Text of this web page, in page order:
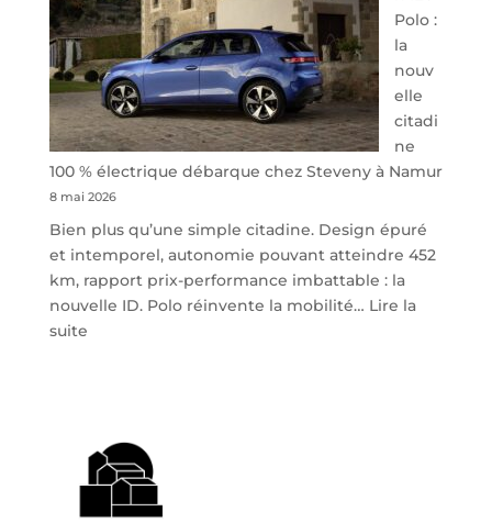
Polo :
la
nouv
elle
citadi
ne
100 % électrique débarque chez Steveny à Namur
8 mai 2026
Bien plus qu’une simple citadine. Design épuré
et intemporel, autonomie pouvant atteindre 452
km, rapport prix-performance imbattable : la
nouvelle ID. Polo réinvente la mobilité… Lire la
suite:
la
nouvelle
citadine